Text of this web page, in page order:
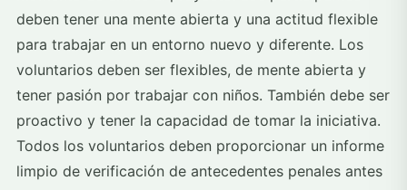
deben tener una mente abierta y una actitud flexible
para trabajar en un entorno nuevo y diferente. Los
voluntarios deben ser flexibles, de mente abierta y
tener pasión por trabajar con niños. También debe ser
proactivo y tener la capacidad de tomar la iniciativa.
Todos los voluntarios deben proporcionar un informe
limpio de verificación de antecedentes penales antes